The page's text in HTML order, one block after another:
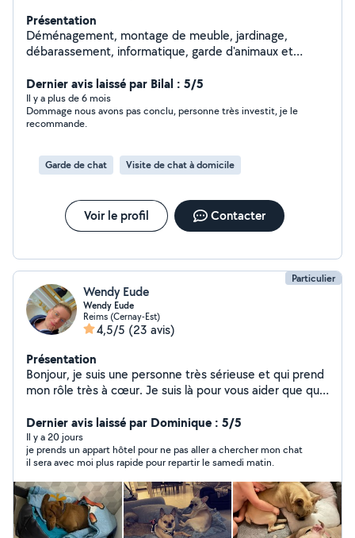
Présentation
Déménagement, montage de meuble, jardinage,
débarassement, informatique, garde d'animaux et
quelque chose, je sais presque tout faire et même si je
ne sais pas le faire, je trouverai quelqu'un pour vous
aider
Dernier avis laissé par Bilal : 5/5
Il y a plus de 6 mois
Dommage nous avons pas conclu, personne très investit, je le
recommande.
Garde de chat Visite de chat à domicile
Voir le profil Contacter
Particulier
Wendy Eude
Wendy Eude
Reims (Cernay-Est)
4,5/5 (23 avis)
Présentation
Bonjour, je suis une personne très sérieuse et qui prend
mon rôle très à cœur. Je suis là pour vous aider que que
lavage si besoin , Sois garde d'animaux tous types . Sois
garde d'enfants je suis quelqu'un qui est très
arrangeante et très fiable et très rapide. Toujours très
rapide à répondre également au message
Dernier avis laissé par Dominique : 5/5
Il y a 20 jours
je prends un appart hôtel pour ne pas aller a chercher mon chat
il sera avec moi plus rapide pour repartir le samedi matin.